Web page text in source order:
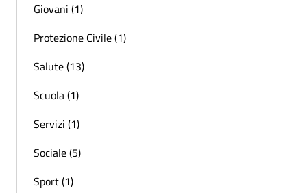
Giovani (1)
Protezione Civile (1)
Salute (13)
Scuola (1)
Servizi (1)
Sociale (5)
Sport (1)